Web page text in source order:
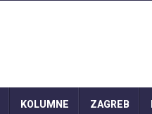
KOLUMNE ZAGREB